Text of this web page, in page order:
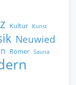
Kultur Kunst
Neuwied
Römer Sauna